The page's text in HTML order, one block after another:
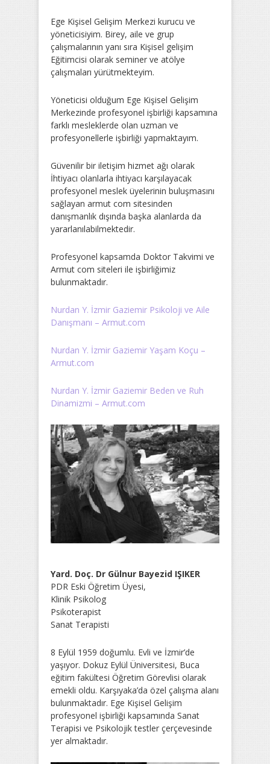
Ege Kişisel Gelişim Merkezi kurucu ve
yöneticisiyim. Birey, aile ve grup
çalışmalarının yanı sıra Kişisel gelişim
Eğitimcisi olarak seminer ve atölye
çalışmaları yürütmekteyim.
Yöneticisi olduğum Ege Kişisel Gelişim
Merkezinde profesyonel işbirliği kapsamına
farklı mesleklerde olan uzman ve
profesyonellerle işbirliği yapmaktayım.
Güvenilir bir iletişim hizmet ağı olarak
İhtiyacı olanlarla ihtiyacı karşılayacak
profesyonel meslek üyelerinin buluşmasını
sağlayan armut com sitesinden
danışmanlık dışında başka alanlarda da
yararlanılabilmektedir.
Profesyonel kapsamda Doktor Takvimi ve
Armut com siteleri ile işbirliğimiz
bulunmaktadır.
Nurdan Y. İzmir Gaziemir Psikoloji ve Aile
Danışmanı – Armut.com
Nurdan Y. İzmir Gaziemir Yaşam Koçu –
Armut.com
Nurdan Y. İzmir Gaziemir Beden ve Ruh
Dinamizmi – Armut.com
Yard. Doç. Dr Gülnur Bayezid IŞIKER
PDR Eski Öğretim Üyesi,
Klinik Psikolog
Psikoterapist
Sanat Terapisti
8 Eylül 1959 doğumlu. Evli ve İzmir’de
yaşıyor. Dokuz Eylül Üniversitesi, Buca
eğitim fakültesi Öğretim Görevlisi olarak
emekli oldu. Karşıyaka’da özel çalışma alanı
bulunmaktadır. Ege Kişisel Gelişim
profesyonel işbirliği kapsamında Sanat
Terapisi ve Psikolojik testler çerçevesinde
yer almaktadır.